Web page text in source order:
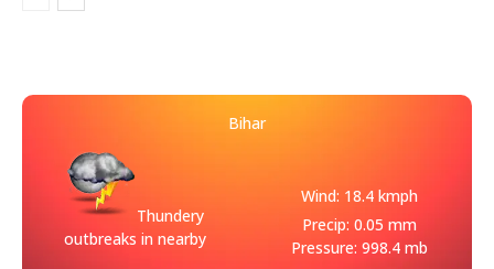
Bihar
Thundery
outbreaks in nearby
Wind: 18.4 kmph
Precip: 0.05 mm
Pressure: 998.4 mb